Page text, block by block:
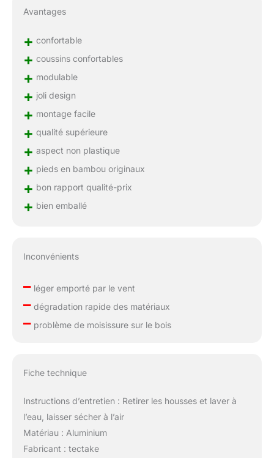
Avantages
+ confortable
+ coussins confortables
+ modulable
+ joli design
+ montage facile
+ qualité supérieure
+ aspect non plastique
+ pieds en bambou originaux
+ bon rapport qualité-prix
+ bien emballé
Inconvénients
–léger emporté par le vent
–dégradation rapide des matériaux
–problème de moisissure sur le bois
Fiche technique
Instructions d’entretien : Retirer les housses et laver à
l’eau, laisser sécher à l’air
Matériau : Aluminium
Fabricant : tectake